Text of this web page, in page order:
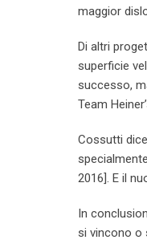
maggior
Di altri
superficie
successo,
Team
Cossutti
2016]. E il
In
si vincono o